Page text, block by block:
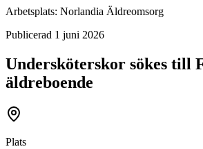
Arbetsplats: Norlandia Äldreomsorg
Publicerad 1 juni 2026
Undersköterskor sökes till
äldreboende
Plats